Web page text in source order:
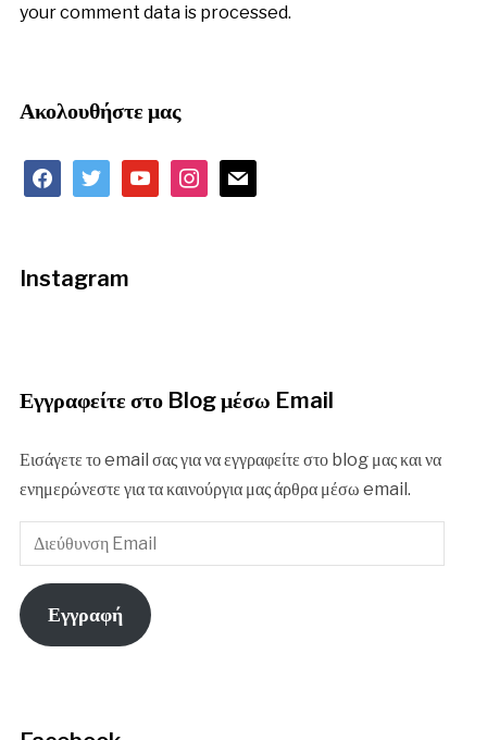
your comment data is processed.
Ακολουθήστε μας
facebooktwitteryoutubeinstagram
mail
Instagram
Εγγραφείτε στο Blog μέσω Email
Εισάγετε το email σας για να εγγραφείτε στο blog μας και να
ενημερώνεστε για τα καινούργια μας άρθρα μέσω email.
Διεύθυνση
Email
Εγγραφή